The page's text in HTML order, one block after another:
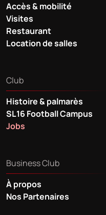
Accès & mobilité
Visites
Restaurant
Location de salles
Club
Histoire & palmarès
SL16 Football Campus
Jobs
Business Club
À propos
Nos Partenaires